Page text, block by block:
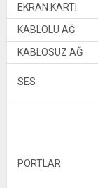
EKRAN KARTI
KABLOLU AĞ
KABLOSUZ AĞ
SES
PORTLAR